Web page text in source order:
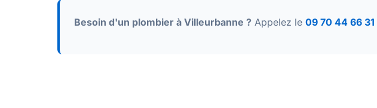
Besoin d'un plombier à Villeurbanne ? Appelez le 09 70 44 66 31